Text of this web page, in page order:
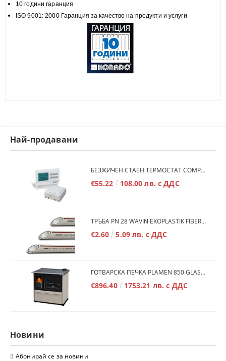
10 години гаранция
ISO 9001: 2000 Гаранция за качество на продукти и услуги
Най-продавани
БЕЗЖИЧЕН СТАЕН ТЕРМОСТАТ COMPUTHERM Q7RF
€55.22 108.00 лв. с ДДС
ТРЪБА PN 28 WAVIN EKOPLASTIK FIBER BASALT PLUS - 3М/БР.
€2.60 5.09 лв. с ДДС
ГОТВАРСКА ПЕЧКА PLAMEN 850 GLAS 11KW
€896.40 1753.21 лв. с ДДС
Новини
Абонирай се за новини